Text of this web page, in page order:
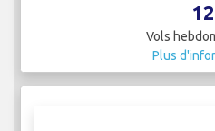
12
Vols
Plus